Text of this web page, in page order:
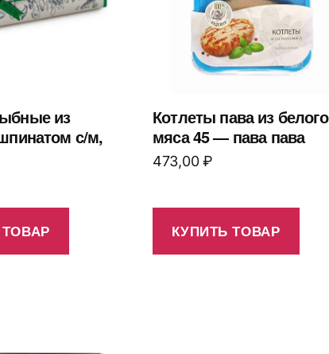
из
с/м,
Котлеты пава из белого
мяса 45 — пава пава
473,00₽
КУПИТЬ ТОВАР